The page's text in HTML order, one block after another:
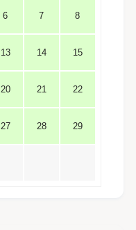
6 7 8
13 14 15
20 21 22
27 28 29